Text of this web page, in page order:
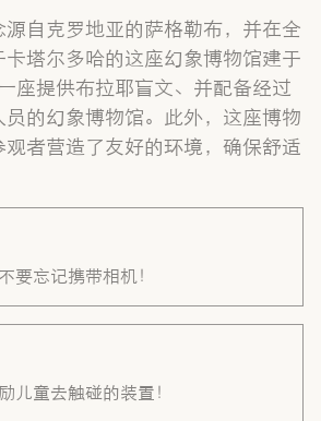
自克罗地亚的萨格勒布，并在全
塔尔多哈的这座幻象博物馆建于
座提供布拉耶盲文、并配备经过
的幻象博物馆。此外，这座博物
者营造了友好的环境，确保舒适
不要忘记携带相机！
儿童去触碰的装置！